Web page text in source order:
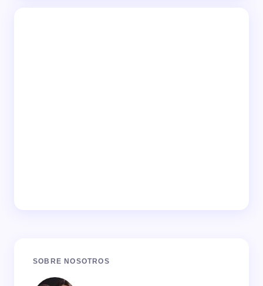
SOBRE NOSOTROS